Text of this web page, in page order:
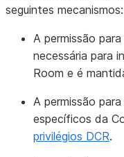
seguintes mecanismos:
A permissão
necessária para
Room e é
A permissão
específicos da
privilégios DCR.